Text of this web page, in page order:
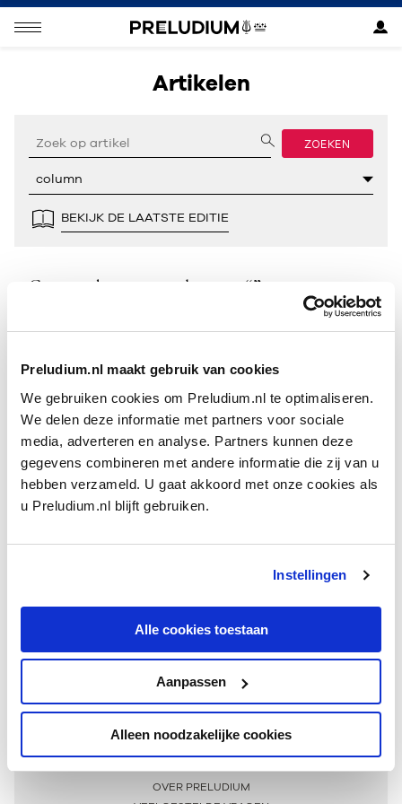
Preludium.nl maakt gebruik van cookies
We gebruiken cookies om Preludium.nl te optimaliseren.
We delen deze informatie met partners voor sociale
media, adverteren en analyse. Partners kunnen deze
gegevens combineren met andere informatie die zij van u
hebben verzameld. U gaat akkoord met onze cookies als
u Preludium.nl blijft gebruiken.
Instellingen
Alle cookies toestaan
Aanpassen
Alleen noodzakelijke cookies
Artikelen
ZOEKEN
BEKIJK DE LAATSTE EDITIE
Geen resultaten gevonden voor “”.
Meer informatie
OVER PRELUDIUM